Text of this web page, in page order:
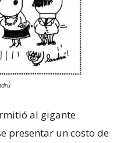
al gigante
presentar un costo de